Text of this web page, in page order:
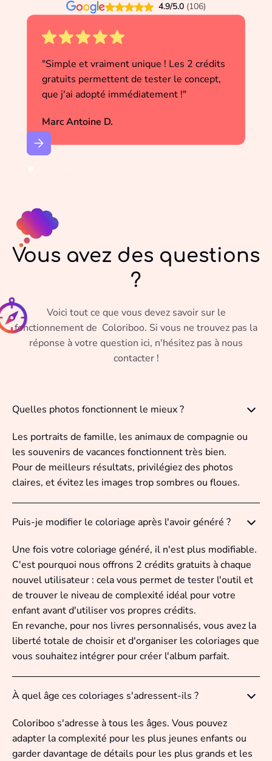
4.9/5.0 (106)
"Simple et vraiment unique ! Les 2 crédits
gratuits permettent de tester le concept,
que j'ai adopté immédiatement !"
Marc Antoine D.
Vous avez des questions
?
Voici tout ce que vous devez savoir sur le
fonctionnement de Coloriboo. Si vous ne trouvez pas la
réponse à votre question ici, n'hésitez pas à nous
contacter !
Quelles photos fonctionnent le mieux ?
Les portraits de famille, les animaux de compagnie ou
les souvenirs de vacances fonctionnent très bien.
Pour de meilleurs résultats, privilégiez des photos
claires, et évitez les images trop sombres ou floues.
Puis-je modifier le coloriage après l'avoir généré ?
Une fois votre coloriage généré, il n'est plus modifiable.
C'est pourquoi nous offrons 2 crédits gratuits à chaque
nouvel utilisateur : cela vous permet de tester l'outil et
de trouver le niveau de complexité idéal pour votre
enfant avant d'utiliser vos propres crédits.
En revanche, pour nos livres personnalisés, vous avez la
liberté totale de choisir et d'organiser les coloriages que
vous souhaitez intégrer pour créer l'album parfait.
À quel âge ces coloriages s'adressent-ils ?
Coloriboo s'adresse à tous les âges. Vous pouvez
adapter la complexité pour les plus jeunes enfants ou
garder davantage de détails pour les plus grands et les